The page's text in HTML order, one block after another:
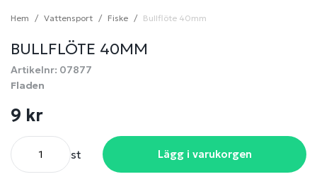
Hem Vattensport Fiske Bullflöte 40mm
BULLFLÖTE 40MM
Artikelnr: 07877
Fladen
9 kr
st Lägg i varukorgen